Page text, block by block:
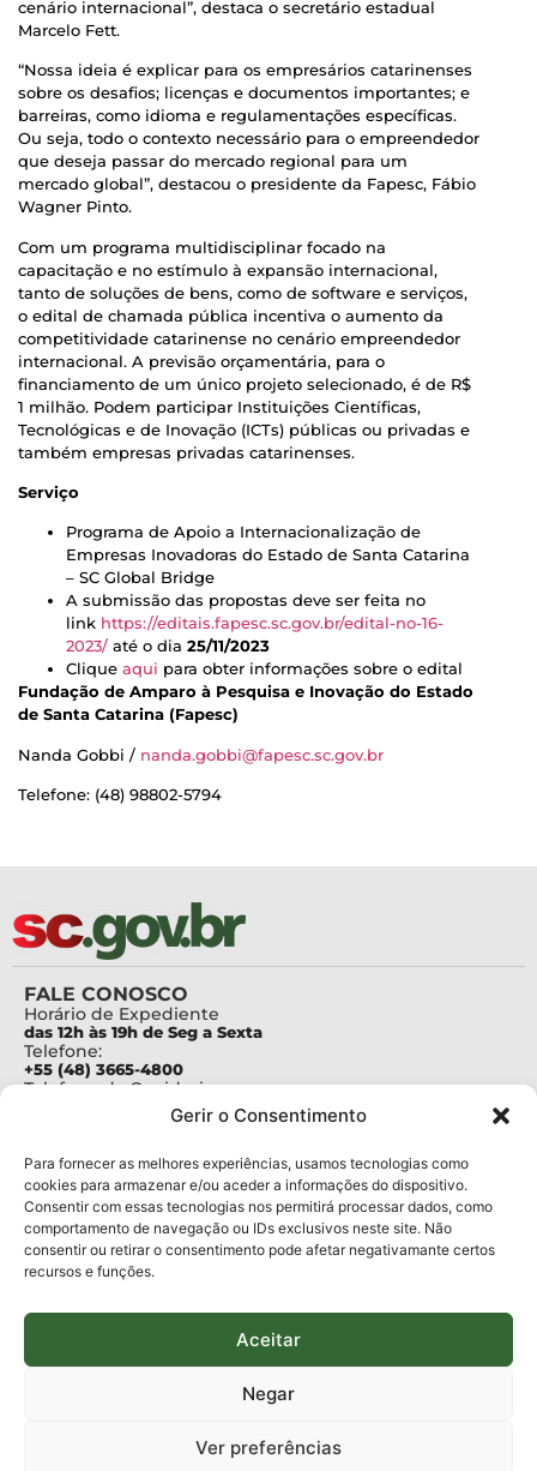
Gerir o Consentimento
Para fornecer as melhores experiências, usamos tecnologias como
cookies para armazenar e/ou aceder a informações do dispositivo.
Consentir com essas tecnologias nos permitirá processar dados, como
comportamento de navegação ou IDs exclusivos neste site. Não
consentir ou retirar o consentimento pode afetar negativamante certos
recursos e funções.
Aceitar
Negar
Ver preferências
cenário internacional”, destaca o secretário estadual
Marcelo Fett.
“Nossa ideia é explicar para os empresários catarinenses
sobre os desafios; licenças e documentos importantes; e
barreiras, como idioma e regulamentações específicas.
Ou seja, todo o contexto necessário para o empreendedor
que deseja passar do mercado regional para um
mercado global”, destacou o presidente da Fapesc, Fábio
Wagner Pinto.
Com um programa multidisciplinar focado na
capacitação e no estímulo à expansão internacional,
tanto de soluções de bens, como de software e serviços,
o edital de chamada pública incentiva o aumento da
competitividade catarinense no cenário empreendedor
internacional. A previsão orçamentária, para o
financiamento de um único projeto selecionado, é de R$
1 milhão. Podem participar Instituições Científicas,
Tecnológicas e de Inovação (ICTs) públicas ou privadas e
também empresas privadas catarinenses.
Serviço
Programa de Apoio a Internacionalização de
Empresas Inovadoras do Estado de Santa Catarina
– SC Global Bridge
A submissão das propostas deve ser feita no
link https://editais.fapesc.sc.gov.br/edital-no-16-
2023/ até o dia 25/11/2023
Clique aqui para obter informações sobre o edital
Fundação de Amparo à Pesquisa e Inovação do Estado
de Santa Catarina (Fapesc)
Nanda Gobbi / nanda.gobbi@fapesc.sc.gov.br
Telefone: (48) 98802-5794
FALE CONOSCO
Horário de Expediente
das 12h às 19h de Seg a Sexta
Telefone:
+55 (48) 3665-4800
Telefone da Ouvidoria
Para assuntos relacionados à Pesquisa
pesquisa@fapesc.sc.gov.br
Para assuntos relacionados à Inovação
inovacao@fapesc.sc.gov.br
Para assuntos relacionados à Bolsas
bolsas@fapesc.sc.gov.br
Para assuntos relacionados à Prestação de Contas
Para assuntos relacionados à Plataforma
plataforma@fapesc.sc.gov.br
Jair Artur da Silva dpo@fapesc.sc.gov.br 3665-4831
km 01, Módulo 12A, Edifício Fapesc / Celta, 5° andar